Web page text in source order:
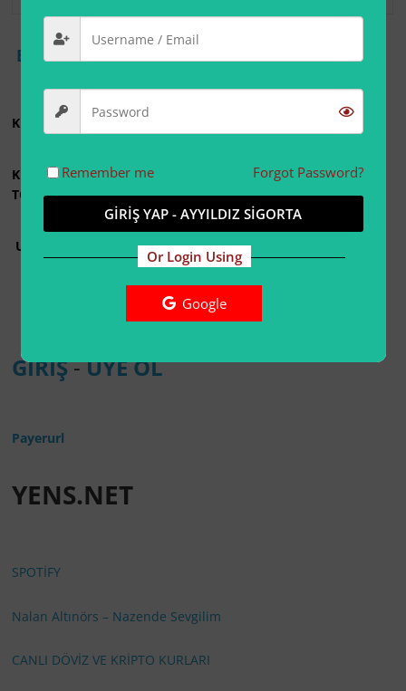
BigAltın-Binance-Güncel Döviz
KRİPTO ÖDEMESİ İLE ÜYELİK ÜCRETİ : 9 USDT
KRİPTO ÖDEMESİ CÜZDAN ADRESİ :
TQnYbfMZcRmMUFCnmNp7DgE7kaJm5HWmvP
USDT GÖNDERİM AĞI ADRESİ : TRON 20 ( TRC 20)
GİRİŞ-ÜYE OL
Payerurl
YENS.NET
SPOTİFY
Nalan Altınörs – Nazende Sevgilim
CANLI DÖVİZ VE KRİPTO KURLARI
Remember me Forgot Password?
GİRİŞ YAP - AYYILDIZ SİGORTA
Or Login Using
Google